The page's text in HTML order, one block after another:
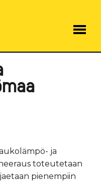
ja
toteutetaan
pienempiin